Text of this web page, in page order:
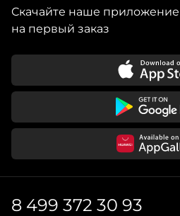
Скачайте наше приложение
на первый заказ
8 499 372 30 93